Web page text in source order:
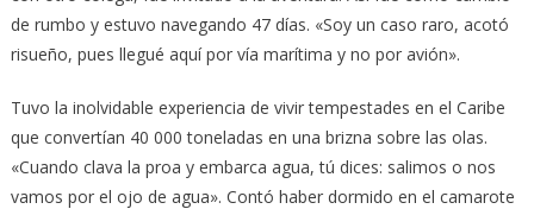
de rumbo y estuvo navegando 47 días. «Soy un caso raro, acotó
risueño, pues llegué aquí por vía marítima y no por avión».
Tuvo la inolvidable experiencia de vivir tempestades en el Caribe
que convertían 40 000 toneladas en una brizna sobre las olas.
«Cuando clava la proa y embarca agua, tú dices: salimos o nos
vamos por el ojo de agua». Contó haber dormido en el camarote